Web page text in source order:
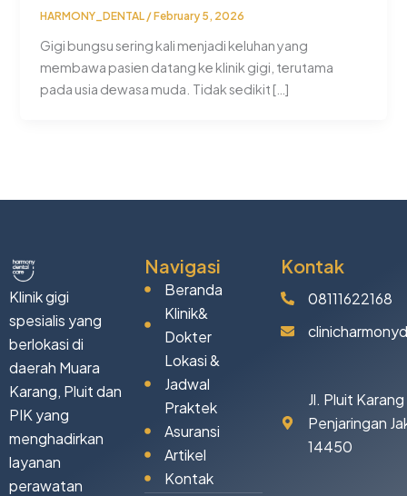
HARMONY_DENTAL /February 5, 2026
Gigi bungsu sering kali menjadi keluhan yang
membawa pasien datang ke klinik gigi, terutama
pada usia dewasa muda. Tidak sedikit […]
Klinik gigi
spesialis yang
berlokasi di
daerah Muara
Karang, Pluit dan
PIK yang
menghadirkan
layanan
perawatan
Navigasi
Beranda
Klinik&
Dokter
Lokasi &
Jadwal
Praktek
Asuransi
Artikel
Kontak
Kontak
08111622168
Jl. Pluit
Penjaringan
14450